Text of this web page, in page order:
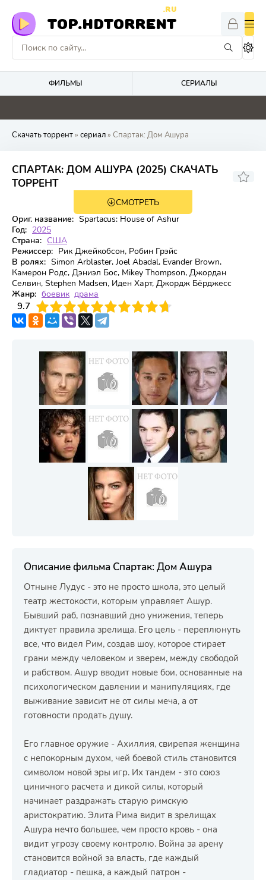
TOP.HDTORRENT
.RU
ФИЛЬМЫ СЕРИАЛЫ
0 0 0 4.1
Скачать торрент» сериал» Спартак: Дом Ашура
СПАРТАК: ДОМ АШУРА (2025) СКАЧАТЬ
ТОРРЕНТ
1 сезон 10 серия
5.8
СМОТРЕТЬ
Ориг. название: Spartacus: House of Ashur
Год: 2025
Страна: США
Режиссер: Рик Джейкобсон, Робин Грэйс
В ролях: Simon Arblaster, Joel Abadal, Evander Brown,
Камерон Родс, Дэниэл Бос, Mikey Thompson, Джордан
Селвин, Stephen Madsen, Иден Харт, Джордж Бёрджесс
Жанр: боевик драма
9.7
4 6 7 8 9 10
Описание фильма Спартак: Дом Ашура
Отныне Лудус - это не просто школа, это целый
театр жестокости, которым управляет Ашур.
Бывший раб, познавший дно унижения, теперь
диктует правила зрелища. Его цель - переплюнуть
все, что видел Рим, создав шоу, которое стирает
грани между человеком и зверем, между свободой
и рабством. Ашур вводит новые бои, основанные на
психологическом давлении и манипуляциях, где
выживание зависит не от силы меча, а от
готовности продать душу.
Его главное оружие - Ахиллия, свирепая женщина
с непокорным духом, чей боевой стиль становится
символом новой эры игр. Их тандем - это союз
циничного расчета и дикой силы, который
начинает раздражать старую римскую
аристократию. Элита Рима видит в зрелищах
Ашура нечто большее, чем просто кровь - она
видит угрозу своему контролю. Война за арену
становится войной за власть, где каждый
гладиатор - пешка, а каждый патрон -